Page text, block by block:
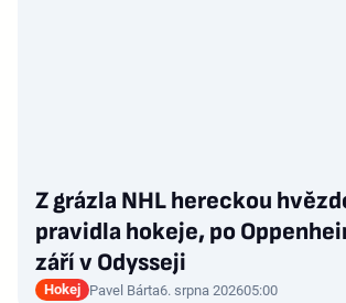
Z grázla NHL hereckou
pravidla hokeje, po
září v Odysseji
Hokej Pavel Bárta6. srpna 202605:00